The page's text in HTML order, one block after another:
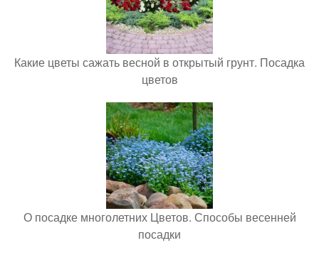
Какие цветы сажать весной в открытый грунт. Посадка
цветов
О посадке многолетних Цветов. Способы весенней
посадки